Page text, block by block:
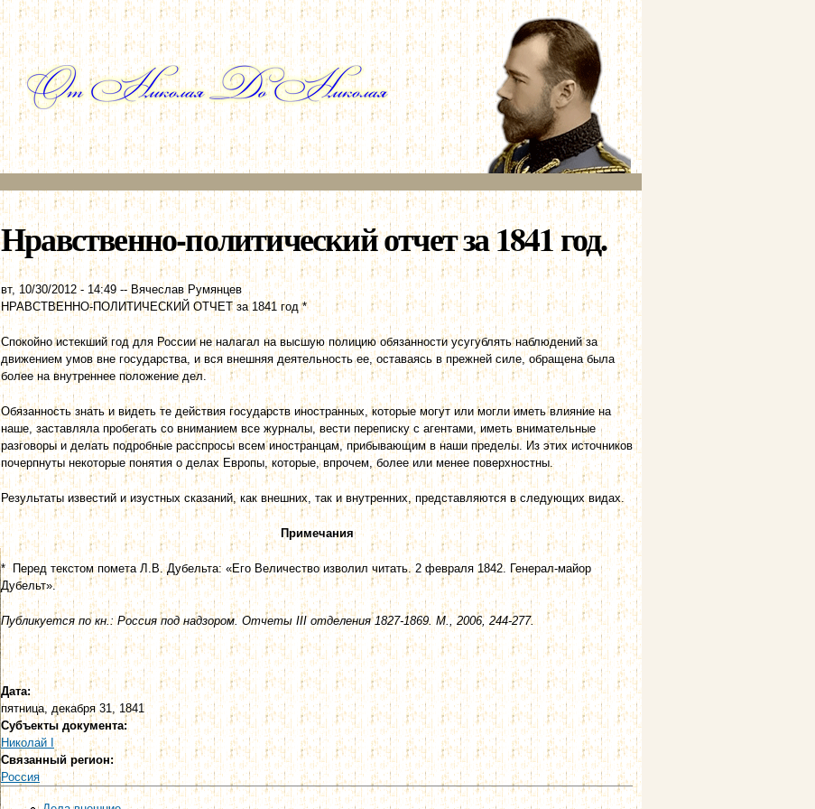
Перейти к
основному
содержанию
Нравственно-политический отчет за 1841 год.
вт, 10/30/2012 - 14:49--Вячеслав Румянцев
НРАВСТВЕННО-ПОЛИТИЧЕСКИЙ ОТЧЕТ за 1841 год *
Спокойно истекший год для России не налагал на высшую полицию обязанности усугублять наблюдений за
движением умов вне государства, и вся внешняя деятельность ее, оставаясь в прежней силе, обращена была
более на внутреннее положение дел.
Обязанность знать и видеть те действия государств иностранных, которые могут или могли иметь влияние на
наше, заставляла пробегать со вниманием все журналы, вести переписку с агентами, иметь внимательные
разговоры и делать подробные расспросы всем иностранцам, прибывающим в наши пределы. Из этих источников
почерпнуты некоторые понятия о делах Европы, которые, впрочем, более или менее поверхностны.
Результаты известий и изустных сказаний, как внешних, так и внутренних, представляются в следующих видах.
Примечания
* Перед текстом помета Л.B. Дубельта: «Его Величество изволил читать. 2 февраля 1842. Генерал-майор
Дубельт».
Публикуется по кн.: Россия под надзором. Отчеты III отделения 1827-1869. М., 2006, 244-277.
Дата:
пятница, декабря 31, 1841
Субъекты документа:
Николай I
Связанный регион:
Россия